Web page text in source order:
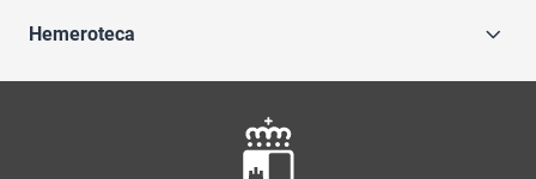
Hemeroteca